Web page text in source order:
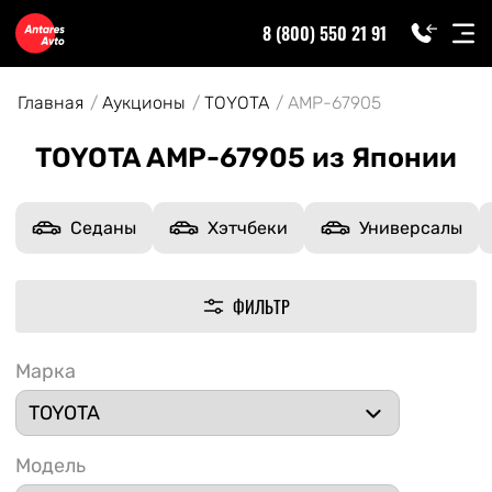
8 (800) 550 21 91
Главная Аукционы TOYOTA AMP-67905
TOYOTA AMP-67905 из Японии
Седаны Хэтчбеки Универсалы
ФИЛЬТР
Марка
Модель